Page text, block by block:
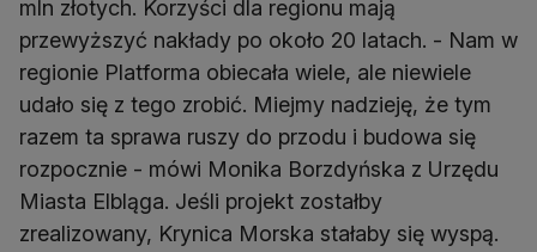
mln złotych. Korzyści dla regionu mają
przewyższyć nakłady po około 20 latach. - Nam w
regionie Platforma obiecała wiele, ale niewiele
udało się z tego zrobić. Miejmy nadzieję, że tym
razem ta sprawa ruszy do przodu i budowa się
rozpocznie - mówi Monika Borzdyńska z Urzędu
Miasta Elbląga. Jeśli projekt zostałby
zrealizowany, Krynica Morska stałaby się wyspą.